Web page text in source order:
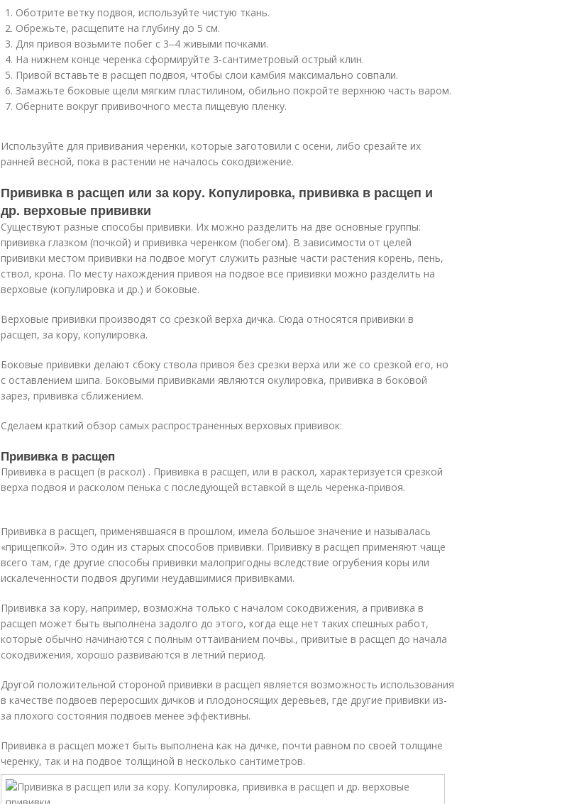
Оботрите ветку подвоя, используйте чистую ткань.
Обрежьте, расщепите на глубину до 5 см.
Для привоя возьмите побег с 3‒4 живыми почками.
На нижнем конце черенка сформируйте 3-сантиметровый острый клин.
Привой вставьте в расщеп подвоя, чтобы слои камбия максимально совпали.
Замажьте боковые щели мягким пластилином, обильно покройте верхнюю часть варом.
Оберните вокруг прививочного места пищевую пленку.
Используйте для прививания черенки, которые заготовили с осени, либо срезайте их
ранней весной, пока в растении не началось сокодвижение.
Прививка в расщеп или за кору. Копулировка, прививка в расщеп и
др. верховые прививки
Существуют разные способы прививки. Их можно разделить на две основные группы:
прививка глазком (почкой) и прививка черенком (побегом). В зависимости от целей
прививки местом прививки на подвое могут служить разные части растения корень, пень,
ствол, крона. По месту нахождения привоя на подвое все прививки можно разделить на
верховые (копулировка и др.) и боковые.
Верховые прививки производят со срезкой верха дичка. Сюда относятся прививки в
расщеп, за кору, копулировка.
Боковые прививки делают сбоку ствола привоя без срезки верха или же со срезкой его, но
с оставлением шипа. Боковыми прививками являются окулировка, прививка в боковой
зарез, прививка сближением.
Сделаем краткий обзор самых распространенных верховых прививок:
Прививка в расщеп
Прививка в расщеп (в раскол) . Прививка в расщеп, или в раскол, характеризуется срезкой
верха подвоя и расколом пенька с последующей вставкой в щель черенка-привоя.
Прививка в расщеп, применявшаяся в прошлом, имела большое значение и называлась
«прищепкой». Это один из старых способов прививки. Прививку в расщеп применяют чаще
всего там, где другие способы прививки малопригодны вследствие огрубения коры или
искалеченности подвоя другими неудавшимися прививками.
Прививка за кору, например, возможна только с началом сокодвижения, а прививка в
расщеп может быть выполнена задолго до этого, когда еще нет таких спешных работ,
которые обычно начинаются с полным оттаиванием почвы., привитые в расщеп до начала
сокодвижения, хорошо развиваются в летний период.
Другой положительной стороной прививки в расщеп является возможность использования
в качестве подвоев переросших дичков и плодоносящих деревьев, где другие прививки из-
за плохого состояния подвоев менее эффективны.
Прививка в расщеп может быть выполнена как на дичке, почти равном по своей толщине
черенку, так и на подвое толщиной в несколько сантиметров.